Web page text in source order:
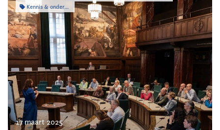
Kennis & onderzoek
17 maart 2025